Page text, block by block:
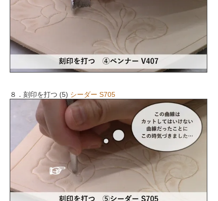
８．刻印を打つ (5) シーダー S705